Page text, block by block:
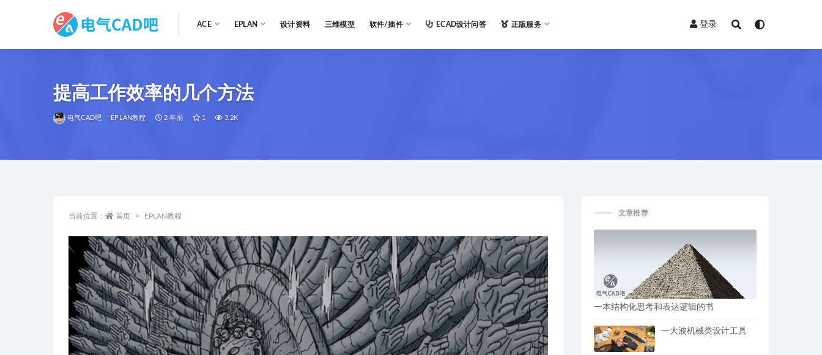
ACE EPLAN 设计资料 三维模型 软件/插件 ECAD设计问答 正版服务 登录
提高工作效率的几个方法
电气CAD吧 EPLAN教程 2 年前 1 3.2K
当前位置： 首页 EPLAN教程 文章推荐
一本结构化思考和表达逻辑的书
一大波机械类设计工具